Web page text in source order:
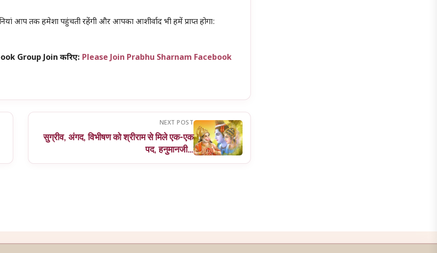
आप तक हमेशा पहुंचती रहेंगी और आपका आशीर्वाद भी हमें प्राप्त होगा:
Group Join करिए: Please Join Prabhu Sharnam Facebook
NEXT POST
सुग्रीव, अंगद, विभीषण को श्रीराम से मिले एक-एक
पद, हनुमानजी…